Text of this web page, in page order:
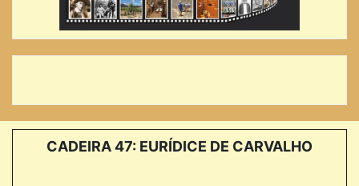
CADEIRA 47: EURÍDICE DE CARVALHO